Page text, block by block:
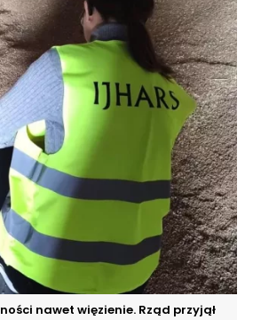
nawet więzienie. Rząd przyjął